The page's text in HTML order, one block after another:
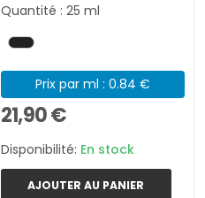
Quantité : 25 ml
Prix par ml : 0.84 €
21,90 €
Disponibilité: En stock
AJOUTER AU PANIER